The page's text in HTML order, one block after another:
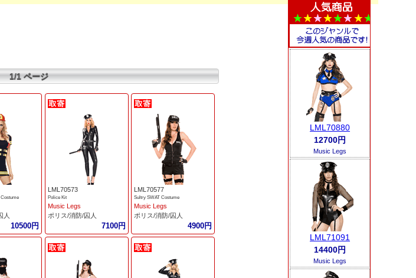
1/1 ページ
人
10500円
LML70573
Police Kit
Music Legs
ポリス/消防/囚人
7100円
LML70577
Sultry SWAT Costume
Music Legs
ポリス/消防/囚人
4900円
LML70880
12700円
Music Legs
LML71091
14400円
Music Legs